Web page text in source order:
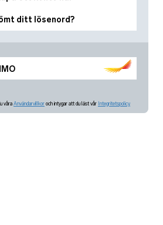
ditt lösenord?
våra Användarvillkor och intygar att du läst vår Integritetspolicy.